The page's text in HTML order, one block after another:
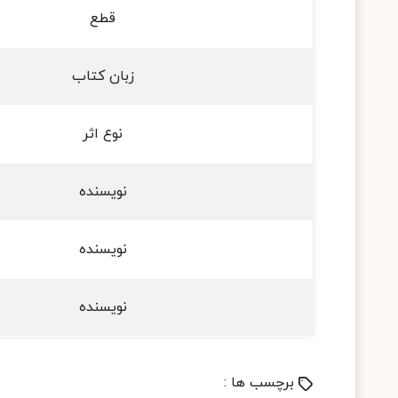
قطع
زبان کتاب
نوع اثر
نویسنده
نویسنده
نویسنده
برچسب ها :